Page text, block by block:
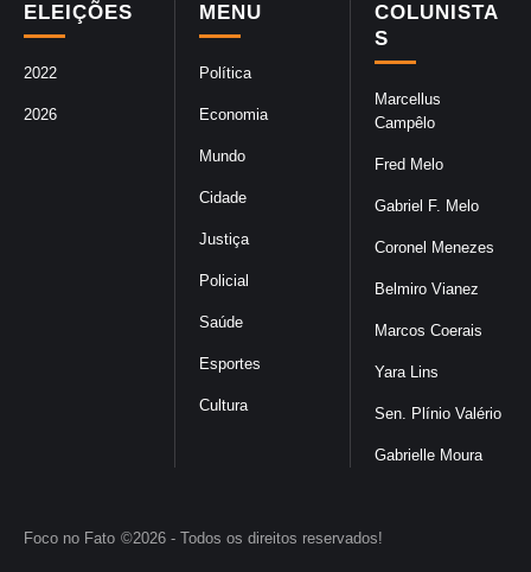
COLUNISTA
S
Marcellus
Campêlo
Fred Melo
Gabriel F. Melo
Coronel Menezes
Belmiro Vianez
Marcos Coerais
Yara Lins
Sen. Plínio Valério
Gabrielle Moura
MENU
Política
Economia
Mundo
Cidade
Justiça
Policial
Saúde
Esportes
Cultura
ELEIÇÕES
2022
2026
Foco no Fato ©2026 - Todos os direitos reservados!